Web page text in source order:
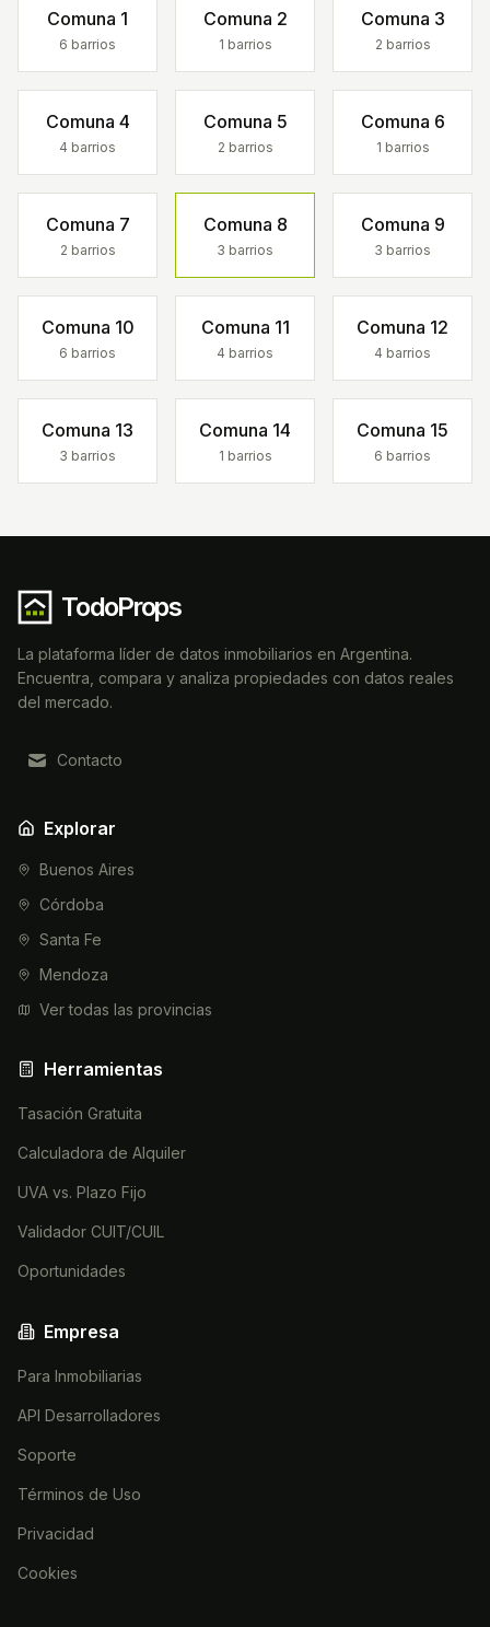
Comuna 1
6 barrios
Comuna 2
1 barrios
Comuna 3
2 barrios
Comuna 4
4 barrios
Comuna 5
2 barrios
Comuna 6
1 barrios
Comuna 7
2 barrios
Comuna 8
3 barrios
Comuna 9
3 barrios
Comuna 10
6 barrios
Comuna 11
4 barrios
Comuna 12
4 barrios
Comuna 13
3 barrios
Comuna 14
1 barrios
Comuna 15
6 barrios
TodoProps
La plataforma líder de datos inmobiliarios en Argentina.
Encuentra, compara y analiza propiedades con datos reales
del mercado.
Contacto
Explorar
Buenos Aires
Córdoba
Santa Fe
Mendoza
Ver todas las provincias
Herramientas
Tasación Gratuita
Calculadora de Alquiler
UVA vs. Plazo Fijo
Validador CUIT/CUIL
Oportunidades
Empresa
Para Inmobiliarias
API Desarrolladores
Soporte
Términos de Uso
Privacidad
Cookies